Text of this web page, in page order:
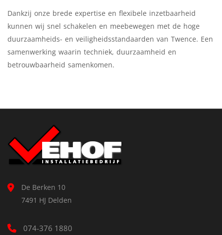
Dankzij onze brede expertise en flexibele inzetbaarheid
kunnen wij snel schakelen en meebewegen met de hoge
duurzaamheids- en veiligheidsstandaarden van Twence. Een
samenwerking waarin techniek, duurzaamheid en
betrouwbaarheid samenkomen.
De Berken 10
7491 HJ Delden
074-376 1880